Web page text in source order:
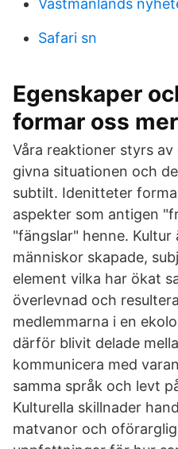
Västmanlands
Safari sn
Egenskaper
formar oss
Våra reaktioner styrs
givna situationen och
subtilt. Idenitteter
aspekter som antigen
"fängslar" henne. Kultur
människor skapade,
element vilka har ökat
överlevnad och
medlemmarna i en
därför blivit delade
kommunicera med
samma språk och levt
Kulturella skillnader
matvanor och